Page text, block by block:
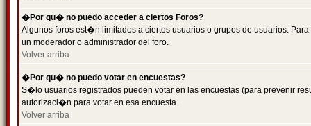
�Por qu� no puedo acceder a ciertos Foros?
Algunos foros est�n limitados a ciertos usuarios o grupos de usuarios.
un moderador o administrador del foro.
Volver arriba
�Por qu� no puedo votar en encuestas?
S�lo usuarios registrados pueden votar en las encuestas (para prevenir
autorizaci�n para votar en esa encuesta.
Volver arriba